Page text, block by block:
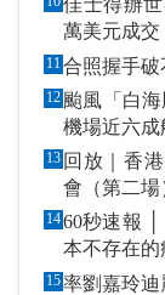
佳士得辦世界盃慈善
萬美元成交
11
12 颱風「白
機場近六成
13 回放｜香
會（第二場
1460秒速報 │ 潘多
本不存在的
15率劉嘉玲迪麗熱巴